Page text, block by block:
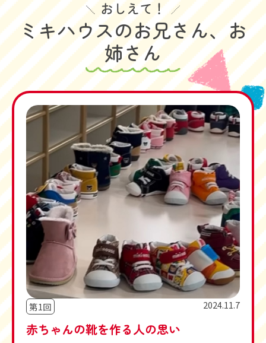
ミキハウスのお兄さん、お
姉さん
第1回 2024.11.7
赤ちゃんの靴を作る人の思い